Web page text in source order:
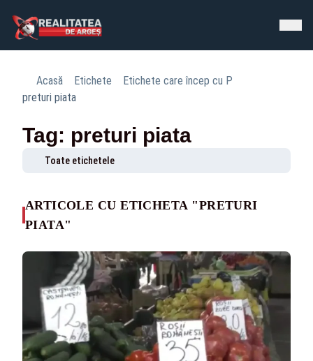
Acasă Etichete
Etichete care încep cu P
preturi piata
Tag: preturi piata
Toate etichetele
ARTICOLE CU ETICHETA "PRETURI
PIATA"